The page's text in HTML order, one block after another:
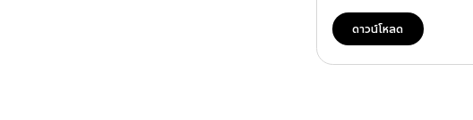
ดาวน์โหลด